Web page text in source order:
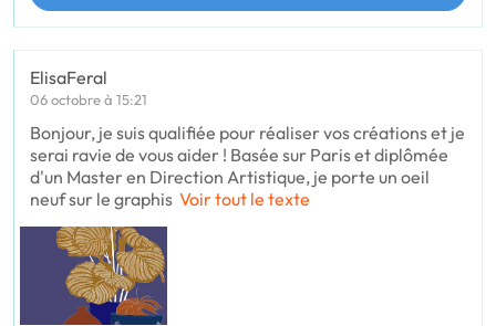
ElisaFeral
06 octobre à 15:21
Bonjour, je suis qualifiée pour réaliser vos créations et je
serai ravie de vous aider ! Basée sur Paris et diplômée
d'un Master en Direction Artistique, je porte un oeil
neuf sur le graphis Voir tout le texte